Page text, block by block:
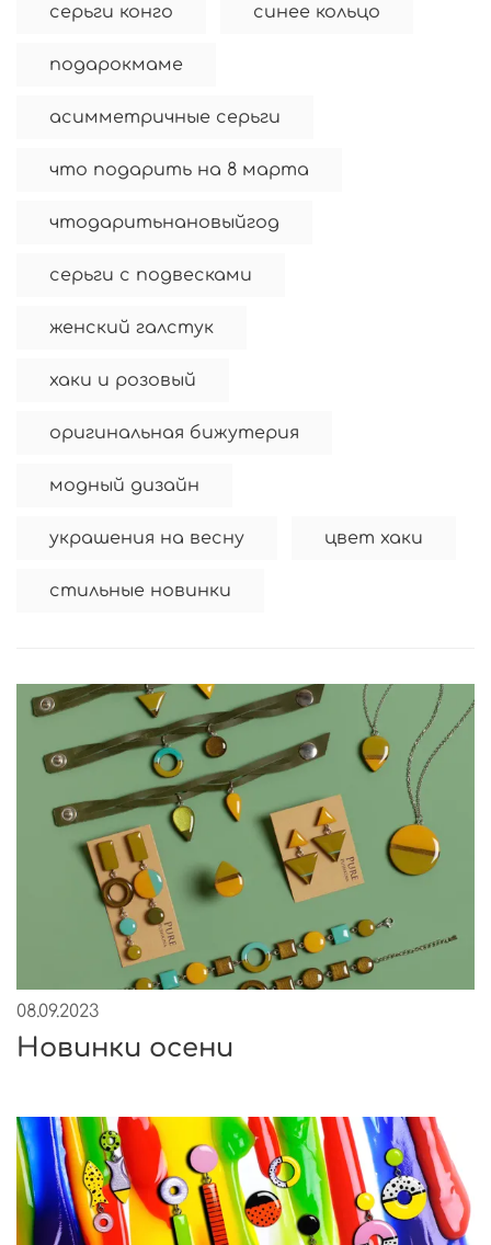
серьги конго синее кольцо
подарокмаме
асимметричные серьги
что подарить на 8 марта
чтодаритьнановыйгод
серьги с подвесками
женский галстук
хаки и розовый
оригинальная бижутерия
модный дизайн
украшения на весну цвет хаки
стильные новинки
08.09.2023
Новинки осени